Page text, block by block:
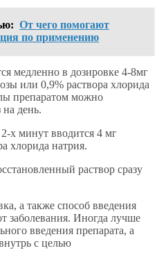
От чего помогают
по применению
медленно в дозировке 4-8мг
или 0,9% раствора хлорида
препаратом можно
на день.
х минут вводится 4 мг
хлорида натрия.
раствор сразу
а также способ введения
заболевания. Иногда лучше
введения препарата, а
с целью